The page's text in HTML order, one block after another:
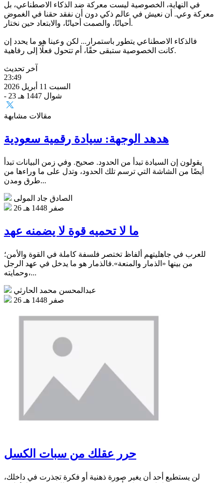
في النهاية، الخصوصية ليست معركة ضد الذكاء الاصطناعي، بل
معركة وعي. أن نعيش في عالم ذكي دون أن نفقد حقنا في الغموض
أحيانًا، والصمت أحيانًا، والابتعاد حين نختار.
فالذكاء الاصطناعي يتطور باستمرار... لكن وعينا هو ما يحدد إن
كانت الخصوصية ستبقى حقًا، أم تتحول فعلًا إلى رفاهية.
آخر تحديث
23:49
السبت 11 أبريل 2026
- 23 شوال 1447 هـ
مقالات مشابهة
هدهد الوجهة: سيادة رقمية سعودية
يقولون إن السيادة تبدأ من الحدود. صحيح. وفي زمن البيانات تبدأ
أيضًا من الشاشة التي ترسم تلك الحدود، وتدل على ما وراءها من
طرق ومدن...
الصادق جاد المولى
26 صفر 1448 هـ
ما لا تحميه قوة لا يضمنه عهد
للعرب في جاهليتهم ألفاظ تختصر فلسفة كاملة في القوة والأمن؛
من بينها «الذمار والمنعة».فالذمار هو ما يدخل في عهد الرجل
وحمايته،...
عبدالمحسن محمد الحارثي
26 صفر 1448 هـ
حرر عقلك من سبات الكسل
لن يستطيع أحد أن يغير صورة ذهنية أو فكرة تجذرت في داخلك،